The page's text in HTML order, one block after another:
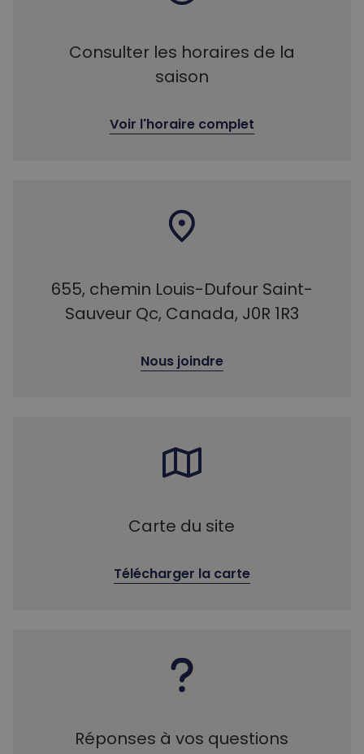
Consulter les horaires de la
saison
Voir l'horaire complet
655, chemin Louis-Dufour Saint-
Sauveur Qc, Canada, J0R 1R3
Nous joindre
Carte du site
Télécharger la carte
Réponses à vos questions